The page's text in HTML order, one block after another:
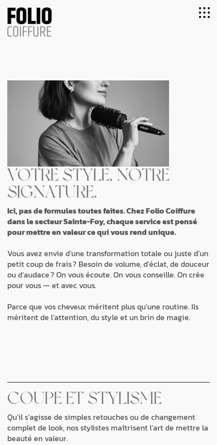
VOTRE STYLE, NOTRE
SIGNATURE.
Ici, pas de formules toutes faites. Chez Folio Coiffure
dans le secteur Sainte-Foy, chaque service est pensé
pour mettre en valeur ce qui vous rend unique.
Vous avez envie d’une transformation totale ou juste d’un
petit coup de frais ? Besoin de volume, d’éclat, de douceur
ou d’audace ? On vous écoute. On vous conseille. On crée
pour vous — et avec vous.
Parce que vos cheveux méritent plus qu’une routine. Ils
méritent de l’attention, du style et un brin de magie.
COUPE ET STYLISME
Qu’il s’agisse de simples retouches ou de changement
complet de look, nos stylistes maîtrisent l’art de mettre la
beauté en valeur.